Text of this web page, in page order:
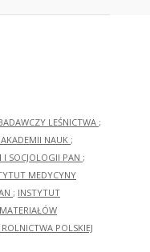
LEŚNICTWA ;
NAUK ;
SOCJOLOGII PAN ;
MEDYCYNY
; INSTYTUT
POLSKIEJ